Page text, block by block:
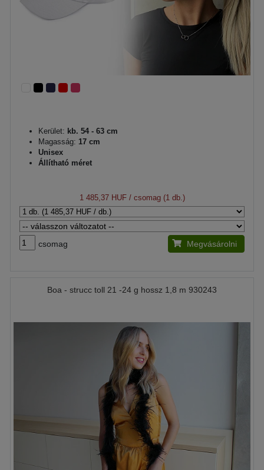
Kerület: kb. 54 - 63 cm
Magasság: 17 cm
Unisex
Állítható méret
1 485,37 HUF/ csomag (1 db.)
csomag Megvásárolni
Boa - strucc toll 21 -24 g hossz 1,8 m 930243